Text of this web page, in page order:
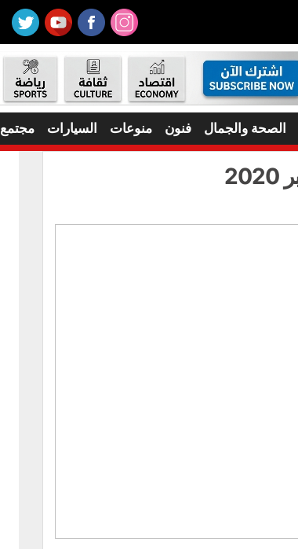
الصحة والجمال فنون منوعات السيارات مجتمع